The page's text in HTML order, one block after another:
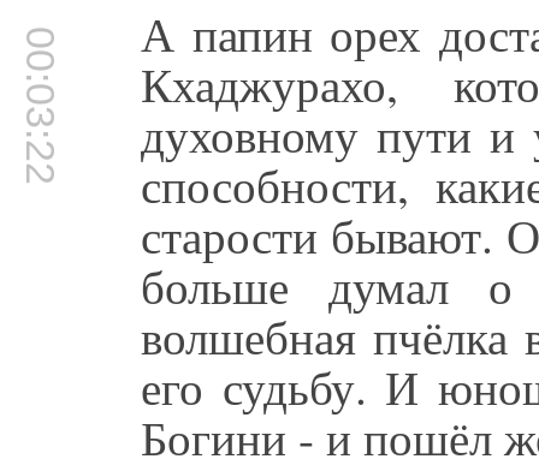
00:03:22 А папин орех
Кхаджурахо,
духовному пути и
способности,
старости бывают.
больше думал
волшебная пчёлка
его судьбу. И
Богини - и пошёл